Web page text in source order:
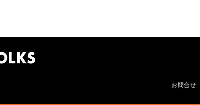
お問合せ